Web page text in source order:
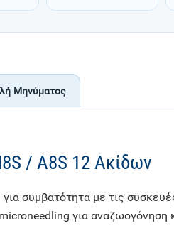
Μηνύματος
/ A8S 12 Ακίδων
για συμβατότητα με τις
για αναζωογόνηση